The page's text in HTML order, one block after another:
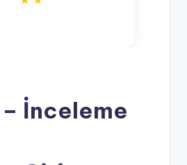
İnceleme